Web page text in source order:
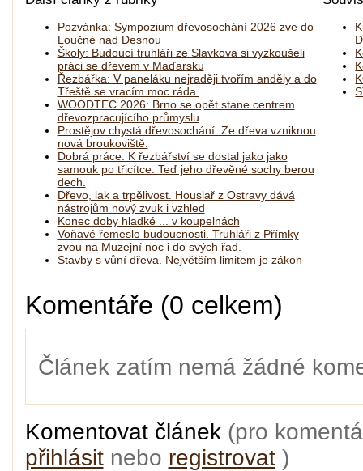
Pozvánka: Sympozium dřevosochání 2026 zve do
Loučné nad Desnou
Školy: Budoucí truhláři ze Slavkova si vyzkoušeli
práci se dřevem v Maďarsku
Řezbářka: V paneláku nejraději tvořím anděly a do
Třeště se vracím moc ráda.
WOODTEC 2026: Brno se opět stane centrem
dřevozpracujícího průmyslu
Prostějov chystá dřevosochání. Ze dřeva vzniknou
nová broukoviště.
Dobrá práce: K řezbářství se dostal jako jako
samouk po třicítce. Teď jeho dřevěné sochy berou
dech.
Dřevo, lak a trpělivost. Houslař z Ostravy dává
nástrojům nový zvuk i vzhled
Konec doby hladké ... v koupelnách
Voňavé řemeslo budoucnosti. Truhláři z Přímky
zvou na Muzejní noc i do svých řad.
Stavby s vůní dřeva. Největším limitem je zákon
Komentáře (0 celkem)
Článek zatím nemá žádné
Komentovat článek (pro
přihlásitnebo registrovat)